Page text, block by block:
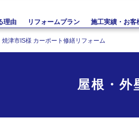
理由 リフォームプラン 施工実績・お客
焼津市IS様 カーポート修繕リフォーム
屋根・外